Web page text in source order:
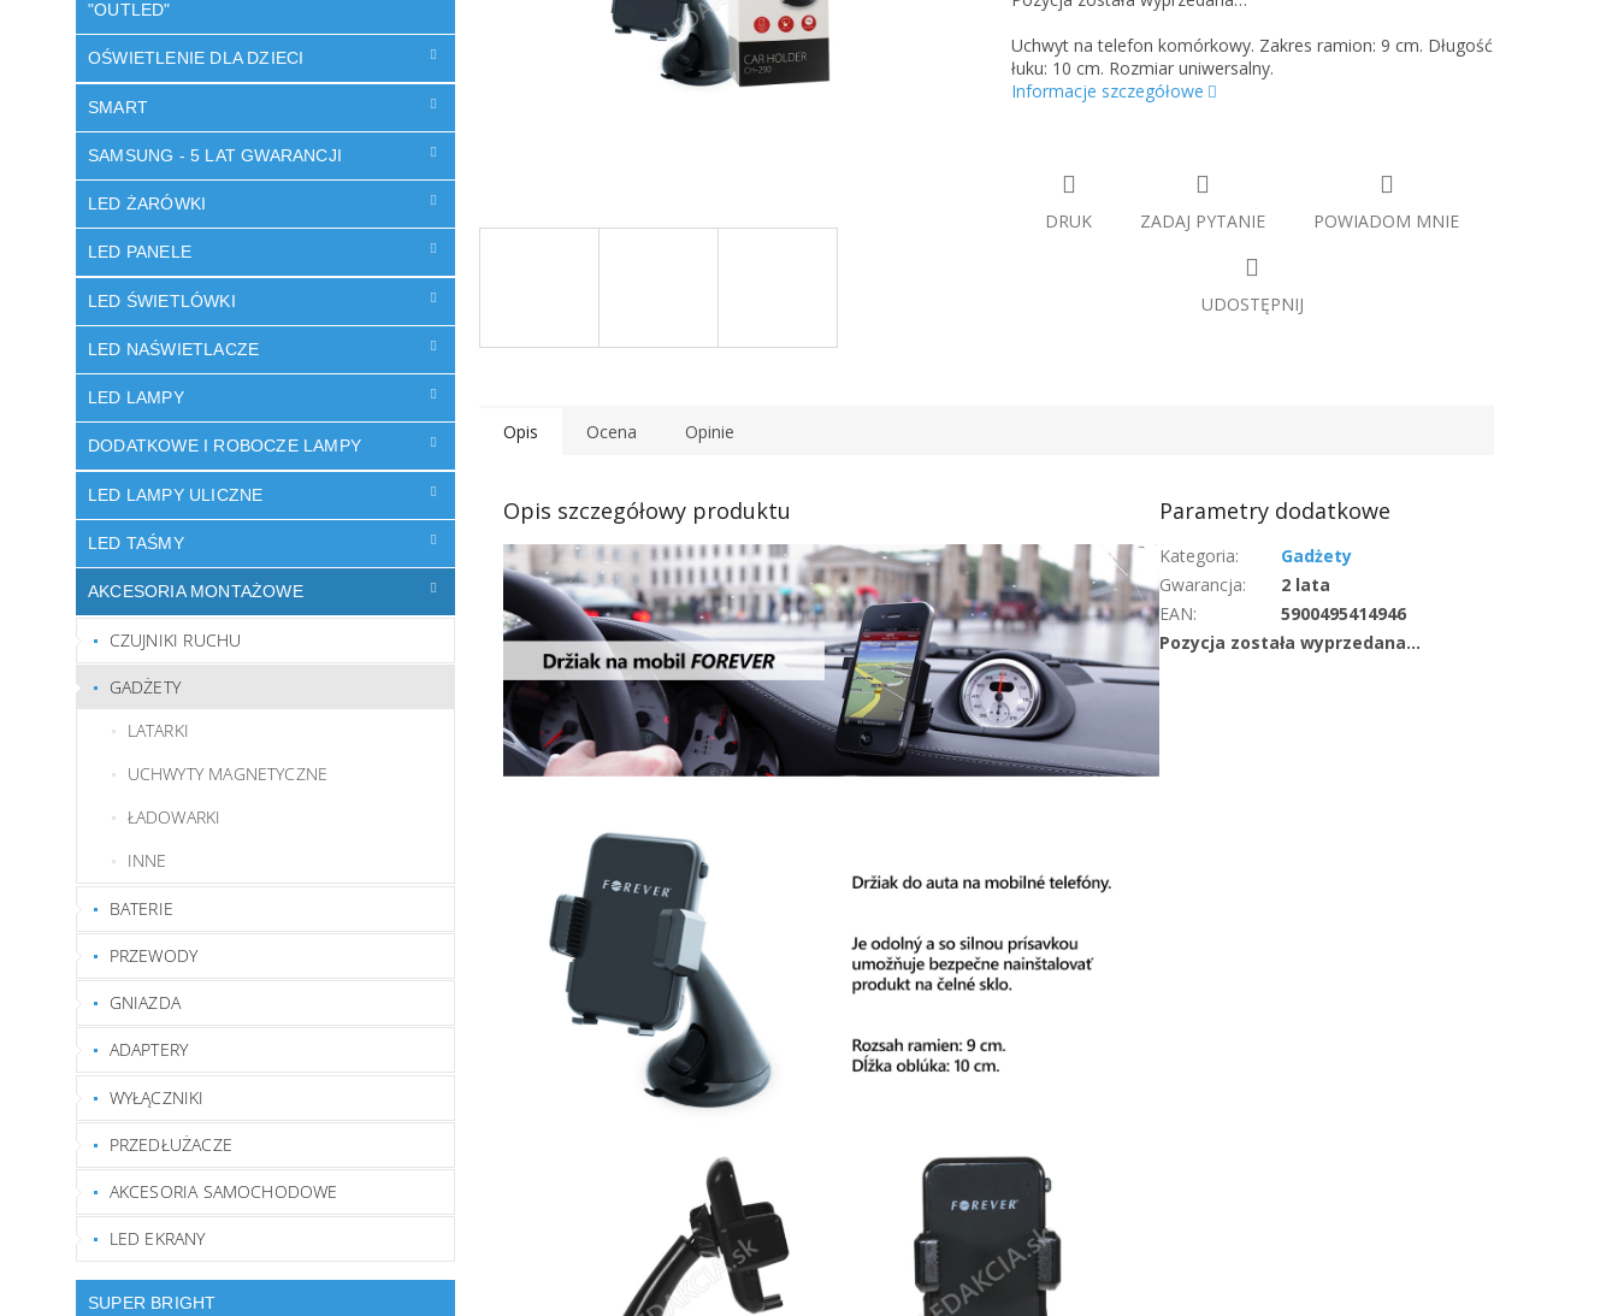
"OUTLED"
OŚWIETLENIE DLA DZIECI
SMART
SAMSUNG - 5 LAT GWARANCJI
LED ŻARÓWKI
LED PANELE
LED ŚWIETLÓWKI
LED NAŚWIETLACZE
LED LAMPY
DODATKOWE I ROBOCZE LAMPY
LED LAMPY ULICZNE
LED TAŚMY
AKCESORIA MONTAŻOWE
CZUJNIKI RUCHU
GADŻETY
LATARKI
UCHWYTY MAGNETYCZNE
ŁADOWARKI
INNE
BATERIE
PRZEWODY
GNIAZDA
ADAPTERY
WYŁĄCZNIKI
PRZEDŁUŻACZE
AKCESORIA SAMOCHODOWE
LED EKRANY
SUPER BRIGHT
Uchwyt na telefon komórkowy. Zakres ramion: 9 cm. Długość
łuku: 10 cm. Rozmiar uniwersalny.
Informacje szczegółowe
DRUK ZADAJ PYTANIE POWIADOM MNIE
UDOSTĘPNIJ
Opis Ocena Opinie
Opis szczegółowy produktu Parametry dodatkowe
Kategoria:
Gadżety
Gwarancja:
2 lata
EAN:
5900495414946
Pozycja została wyprzedana…